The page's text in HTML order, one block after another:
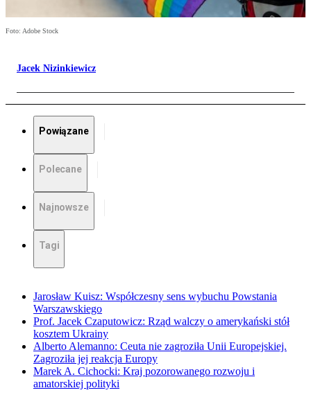
Foto: Adobe Stock
Jacek Nizinkiewicz
Powiązane
Polecane
Najnowsze
Tagi
Jarosław Kuisz: Współczesny sens wybuchu Powstania
Warszawskiego
Prof. Jacek Czaputowicz: Rząd walczy o amerykański stół
kosztem Ukrainy
Alberto Alemanno: Ceuta nie zagroziła Unii Europejskiej.
Zagroziła jej reakcja Europy
Marek A. Cichocki: Kraj pozorowanego rozwoju i
amatorskiej polityki